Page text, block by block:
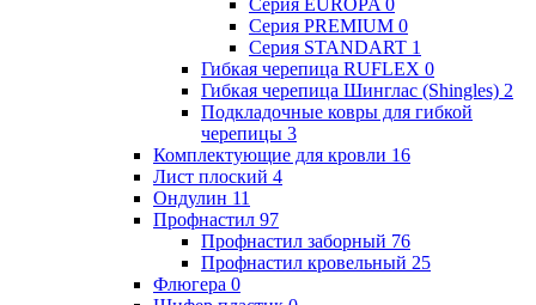
Серия EUROPA 0
Серия PREMIUM 0
Серия STANDART 1
Гибкая черепица RUFLEX 0
Гибкая черепица Шинглас (Shingles) 2
Подкладочные ковры для гибкой
черепицы 3
Комплектующие для кровли 16
Лист плоский 4
Ондулин 11
Профнастил 97
Профнастил заборный 76
Профнастил кровельный 25
Флюгера 0